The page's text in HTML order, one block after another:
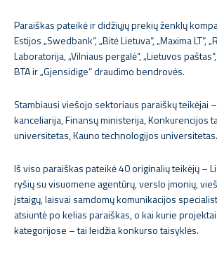
Paraiškas pateikė ir didžiųjų prekių ženklų
Estijos „Swedbank“, „Bitė Lietuva“, „Maxima LT“,
Laboratorija, „Vilniaus pergalė“, „Lietuvos
BTA ir „Gjensidige“ draudimo bendrovės.
Stambiausi viešojo sektoriaus paraiškų teikėjai
kanceliarija, Finansų ministerija, Konkurencijos
universitetas, Kauno technologijos universitetas.
Iš viso paraiškas pateikė 40 originalių teikėjų –
ryšių su visuomene agentūrų, verslo įmonių,
įstaigų, laisvai samdomų komunikacijos
atsiuntė po kelias paraiškas, o kai kurie
kategorijose – tai leidžia konkurso taisyklės.